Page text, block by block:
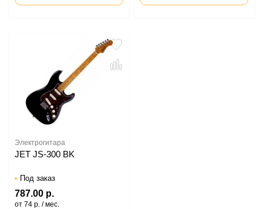
Электрогитара
JET JS-300 BK
Под заказ
787.00 р.
от 74 р. / мес.